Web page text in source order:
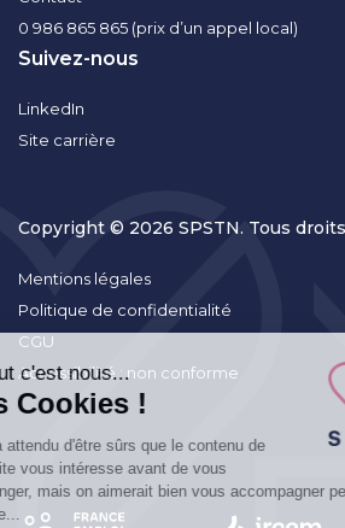
0 986 865 865 (prix d’un appel local)
Suivez-nous
LinkedIn
Site carrière
Copyright © 2026 SPSTN. Tous
Mentions légales
Politique de confidentialité
CGU
Accessibilité : non conforme